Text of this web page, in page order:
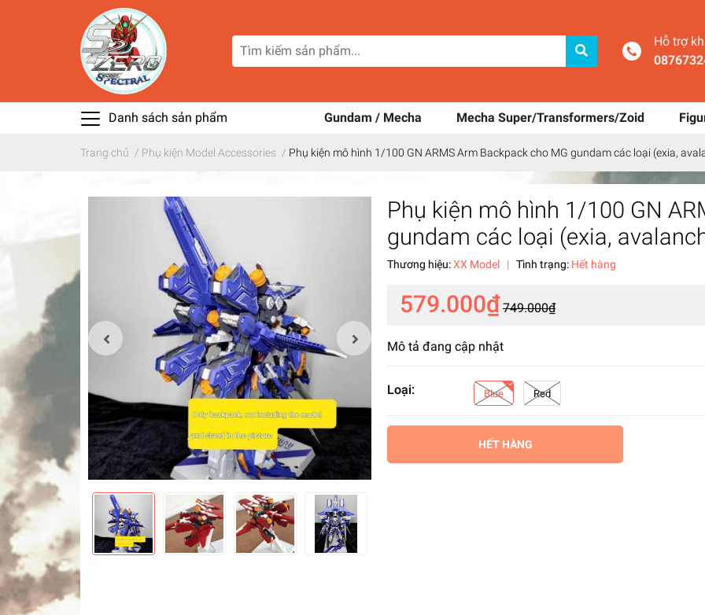
Hỗ trợ
Danh sách sản phẩm Gundam / Mecha Mecha Super/Transformers/Zoid
Trang chủ / Phụ kiện Model Accessories / Phụ kiện mô hình 1/100 GN ARMS Arm Backpack cho MG gundam các loại (exia,
Phụ kiện mô hình 1/100 GN
gundam các loại (exia,
Thương hiệu:XX Model | Tình trạng: Hết hàng
579.000₫ 749.000₫
Mô tả đang cập nhật
Loại: Blue Red
HẾT HÀNG